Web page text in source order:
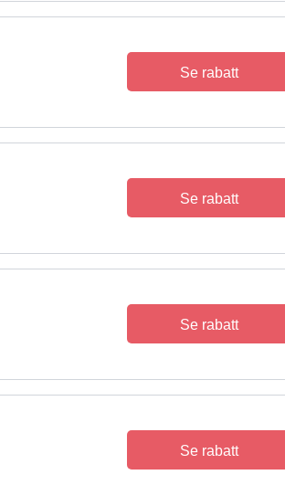
Se rabatt
Se rabatt
Se rabatt
Se rabatt